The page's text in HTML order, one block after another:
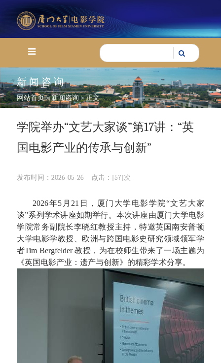
新闻咨询
网站首页>新闻咨询> 正文
学院举办“文艺大家谈”第17讲：“英
国电影产业的传承与创新”
发布时间：2026-05-26 点击：[57]次
2026年5 月 21 日，厦门大学电影学院“文艺大家
谈”系列学术讲座如期举行。本次讲座由厦门大学电影
学院常务副院长李晓红教授主持，特邀英国南安普顿
大学电影学教授、欧洲与跨国电影史研究领域领军学
者Tim Bergfelder教授，为在校师生带来了一场主题为
《英国电影产业：遗产与创新》的精彩学术分享。